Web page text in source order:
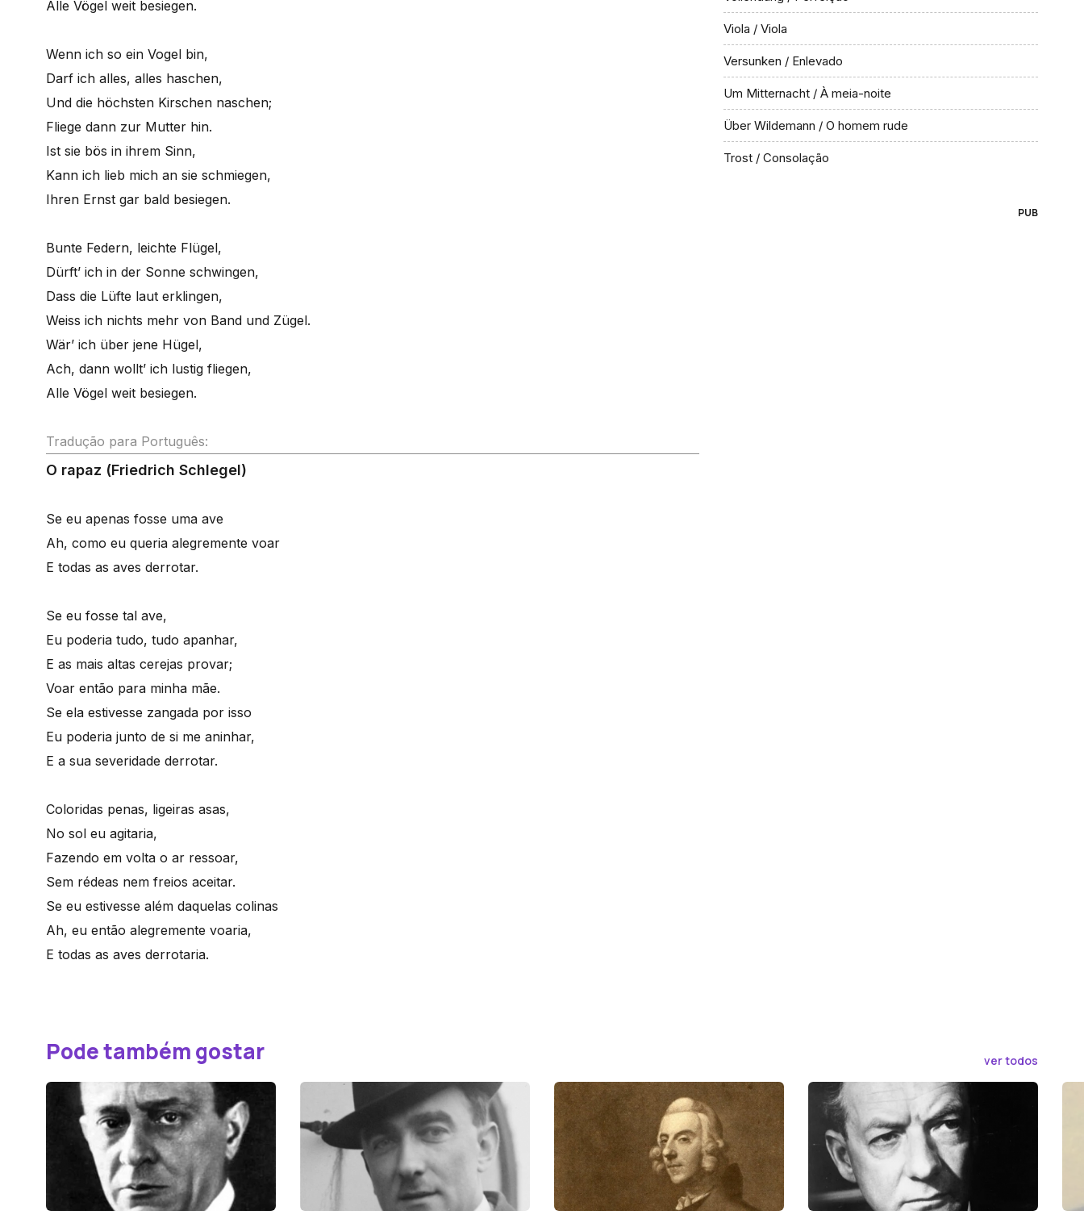
Alle Vögel weit besiegen.
Wenn ich so ein Vogel bin,
Darf ich alles, alles haschen,
Und die höchsten Kirschen naschen;
Fliege dann zur Mutter hin.
Ist sie bös in ihrem Sinn,
Kann ich lieb mich an sie schmiegen,
Ihren Ernst gar bald besiegen.
Bunte Federn, leichte Flügel,
Dürft’ ich in der Sonne schwingen,
Dass die Lüfte laut erklingen,
Weiss ich nichts mehr von Band und Zügel.
Wär’ ich über jene Hügel,
Ach, dann wollt’ ich lustig fliegen,
Alle Vögel weit besiegen.
Tradução para Português:
O rapaz (Friedrich Schlegel)
Se eu apenas fosse uma ave
Ah, como eu queria alegremente voar
E todas as aves derrotar.
Se eu fosse tal ave,
Eu poderia tudo, tudo apanhar,
E as mais altas cerejas provar;
Voar então para minha mãe.
Se ela estivesse zangada por isso
Eu poderia junto de si me aninhar,
E a sua severidade derrotar.
Coloridas penas, ligeiras asas,
No sol eu agitaria,
Fazendo em volta o ar ressoar,
Sem rédeas nem freios aceitar.
Se eu estivesse além daquelas colinas
Ah, eu então alegremente voaria,
E todas as aves derrotaria.
Viola / Viola
Versunken / Enlevado
Um Mitternacht / À meia-noite
Über Wildemann / O homem rude
Trost / Consolação
PUB
Pode também gostar ver todos